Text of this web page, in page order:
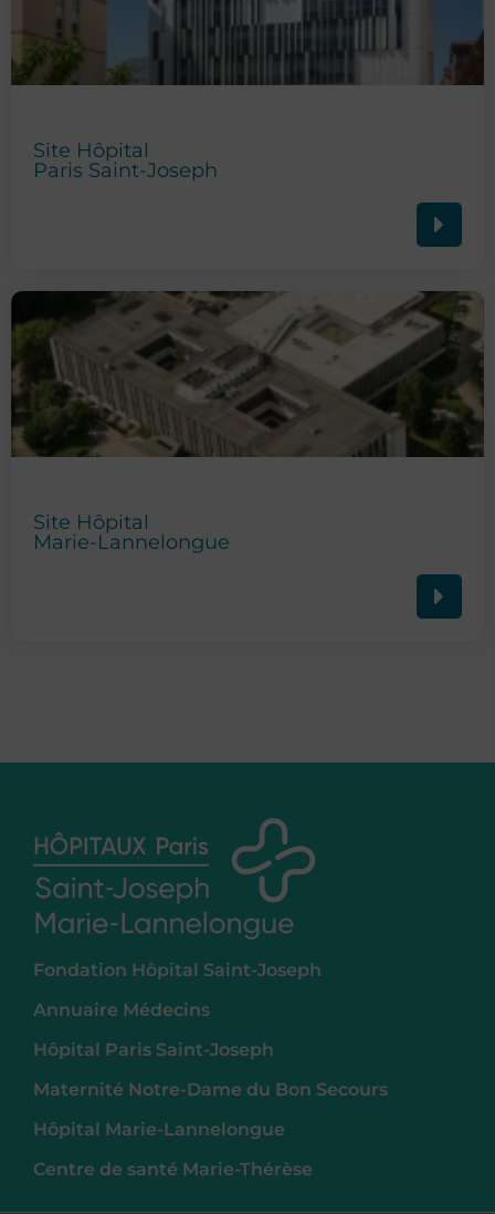
Site Hôpital
Paris Saint-Joseph
Site Hôpital
Marie-Lannelongue
Fondation Hôpital Saint-Joseph
Annuaire Médecins
Hôpital Paris Saint-Joseph
Maternité Notre-Dame du Bon Secours
Hôpital Marie-Lannelongue
Centre de santé Marie-Thérèse